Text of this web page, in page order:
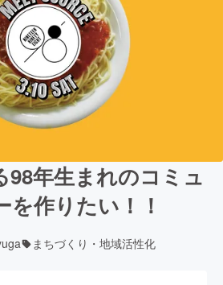
98年生まれのコミュ
を作りたい！！
まちづくり・地域活性化